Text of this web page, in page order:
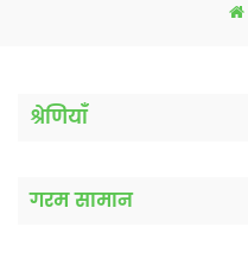
श्रेणियाँ
गरम सामान